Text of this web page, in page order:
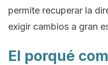
permite recuperar la
exigir cambios a gran
El porqué